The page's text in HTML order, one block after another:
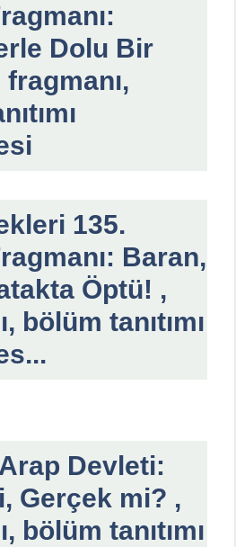
Dolu Bir
135.
Baran,
Öptü! ,
bölüm tanıtımı
Devleti:
Gerçek mi? ,
bölüm tanıtımı